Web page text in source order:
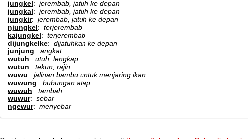
jungkel: jerembab, jatuh ke depan
jungkal: jerembab, jatuh ke depan
jungkir: jerembab, jatuh ke depan
njungkel: terjerembab
kajungkel: terjerembab
dijungkelke: dijatuhkan ke depan
junjung: angkat
wutuh: utuh, lengkap
wutun: tekun, rajin
wuwu: jalinan bambu untuk menjaring ikan
wuwung: bubungan atap
wuwuh: tambah
wuwur: sebar
ngewur: menyebar